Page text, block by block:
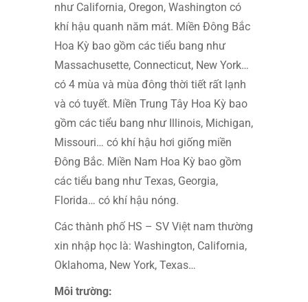
như California, Oregon, Washington có
khí hậu quanh năm mát. Miền Ðông Bắc
Hoa Kỳ bao gồm các tiểu bang như
Massachusette, Connecticut, New York…
có 4 mùa và mùa đông thời tiết rất lạnh
và có tuyết. Miền Trung Tây Hoa Kỳ bao
gồm các tiểu bang như Illinois, Michigan,
Missouri… có khí hậu hơi giống miền
Ðông Bắc. Miền Nam Hoa Kỳ bao gồm
các tiểu bang như Texas, Georgia,
Florida… có khí hậu nóng.
Các thành phố HS – SV Việt nam thường
xin nhập học là: Washington, California,
Oklahoma, New York, Texas…
Môi trường: